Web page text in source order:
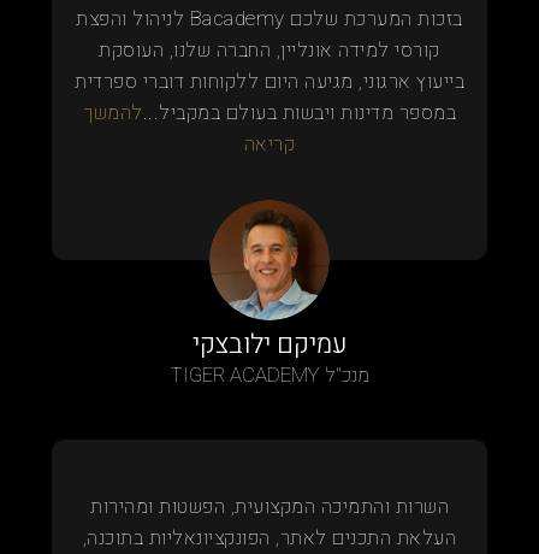
בזכות המערכת שלכם Bacademy לניהול והפצת
קורסי למידה אונליין, החברה שלנו, העוסקת
בייעוץ ארגוני, מגיעה היום ללקוחות דוברי ספרדית
במספר מדינות ויבשות בעולם במקביל...להמשך
קריאה
עמיקם ילובצקי
מנכ"ל TIGER ACADEMY
השרות והתמיכה המקצועית, הפשטות ומהירות
העלאת התכנים לאתר, הפונקציונאליות בתוכנה,